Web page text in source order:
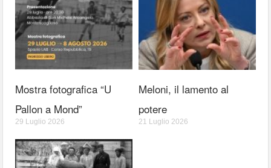
Mostra fotografica “U
Pallon a Mond”
29 Luglio 2026
Meloni, il lamento al
potere
21 Luglio 2026